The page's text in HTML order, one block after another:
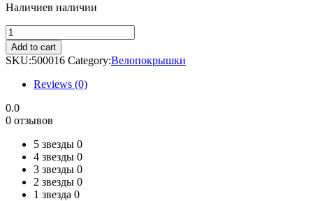
Наличиев наличии
Покрышка
16"х2.125
ежик
аналог
Н-5129
Китай
quantity
Add to cart
SKU:500016 Category:Велопокрышки
Reviews (0)
0.0
0 отзывов
5 звезды 0
4 звезды 0
3 звезды 0
2 звезды 0
1 звезда 0